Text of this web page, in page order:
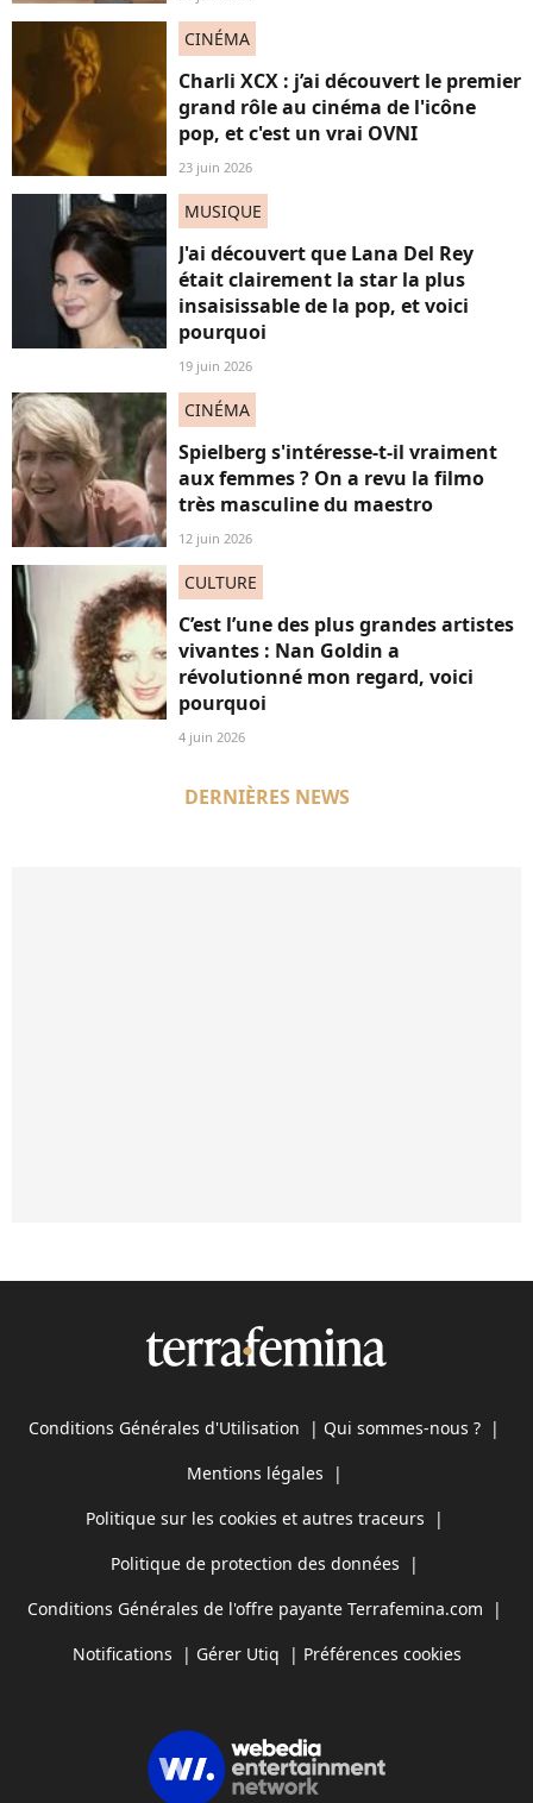
CINÉMA
Charli XCX : j’ai découvert le premier
grand rôle au cinéma de l'icône
pop, et c'est un vrai OVNI
23 juin 2026
MUSIQUE
J'ai découvert que Lana Del Rey
était clairement la star la plus
insaisissable de la pop, et voici
pourquoi
19 juin 2026
CINÉMA
Spielberg s'intéresse-t-il vraiment
aux femmes ? On a revu la filmo
très masculine du maestro
12 juin 2026
CULTURE
C’est l’une des plus grandes artistes
vivantes : Nan Goldin a
révolutionné mon regard, voici
pourquoi
4 juin 2026
DERNIÈRES NEWS
Conditions Générales d'Utilisation | Qui sommes-nous ? |
Mentions légales |
Politique sur les cookies et autres traceurs |
Politique de protection des données |
Conditions Générales de l'offre payante Terrafemina.com |
Notifications | Gérer Utiq | Préférences cookies